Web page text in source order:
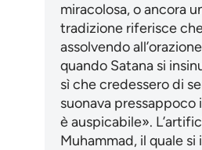
miracolosa, o ancora
tradizione riferisce
assolvendo
quando Satana si
sì che credessero di
suonava pressappoco
è auspicabile».
Muhammad, il quale